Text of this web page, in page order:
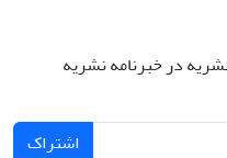
در خبرنامه نشریه
اشتراک